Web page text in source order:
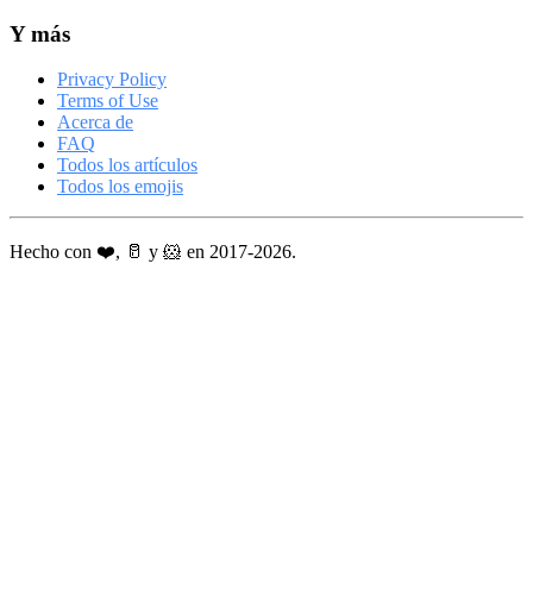
Y más
Privacy Policy
Terms of Use
Acerca de
FAQ
Todos los artículos
Todos los emojis
Hecho con ❤️, 🥛 y 🐹 en 2017-2026.